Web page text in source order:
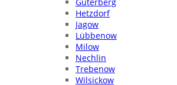
Hetzdorf
Jagow
Lübbenow
Milow
Nechlin
Trebenow
Wilsickow